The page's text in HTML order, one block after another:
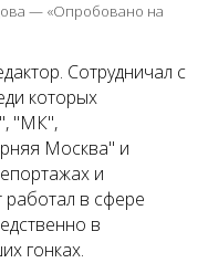
— «Опробовано на
Сотрудничал с
которых
"МК",
Москва" и
и
работал в сфере
в
гонках.